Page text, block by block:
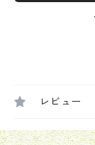
レビュー